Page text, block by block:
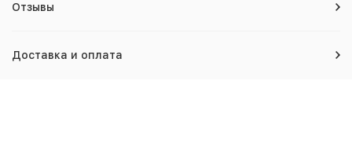
Отзывы
Доставка и оплата